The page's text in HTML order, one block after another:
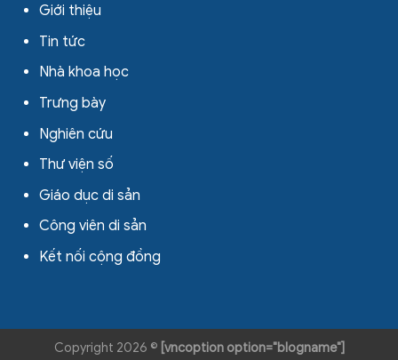
Giới thiệu
Tin tức
Nhà khoa học
Trưng bày
Nghiên cứu
Thư viện số
Giáo dục di sản
Công viên di sản
Kết nối cộng đồng
Copyright 2026 © [vncoption option="blogname"]